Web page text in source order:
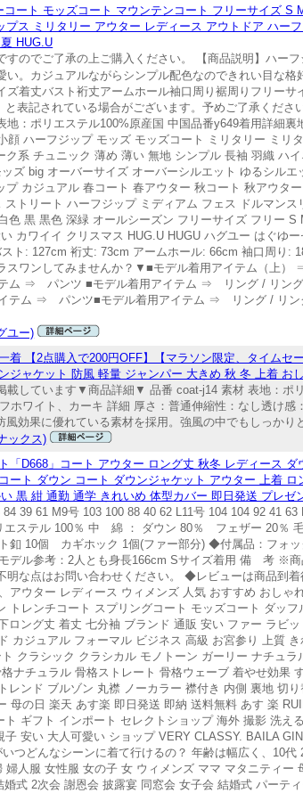
ート モッズコート マウンテンコート フリーサイズ S
ス ミリタリー アウター レディース アウトドア ハー
HUG.U
のでご了承の上ご購入ください。 【商品説明】ハー
。カジュアルながらシンプル配色なのできれい目な
着丈バスト裄丈アームホール袖口周り裾周りフリー
表記されている場合がございます。予めご了承くださ
：ポリエステル100%原産国 中国品番y649着用詳細
ハーフジップ モッズ モッズコート ミリタリー ミリ
系 チュニック 薄め 薄い 無地 シンプル 長袖 羽織 ハ
ズ big オーバーサイズ オーバーシルエット ゆるシル
カジュアル 春コート 春アウター 秋コート 秋アウタ
トリート ハーフジップ ミディアム フェス ドルマン
黒 黒色 深緑 オールシーズン フリーサイズ フリー
カワイイ クリスマス HUG.U HUGU ハグユー はぐゆ
ト: 127cm 裄丈: 73cm アームホール: 66cm 袖口周り:
スワンしてみませんか？▼■モデル着用アイテム（
ム ⇒ パンツ ■モデル着用アイテム ⇒ リング / リン
テム ⇒ パンツ■モデル着用アイテム ⇒ リング / リン
ユー)
【2点購入で200円OFF】【マラソン限定、タイムセ
ジャケット 防風 軽量 ジャンパー 大きめ 秋 冬 上着 お
載しています▼商品詳細▼ 品番 coat-j14 素材 表地：ポ
ホワイト、カーキ 詳細 厚さ：普通伸縮性：なし透け
果に優れている素材を採用。強風の中でもしっかり
ックス)
「D668」コート アウター ロング丈 秋冬 レディース
ート ダウン コート ダウンジャケット アウター 上着
黒 紺 通勤 通学 きれいめ 体型カバー 即日発送 プレゼ
39 61 M9号 103 100 88 40 62 L11号 104 104 92 41 63
ステル 100％ 中 綿 ： ダウン 80％ フェザー 20％
10個 カギホック 1個(ファー部分) ◆付属品：フォ
ル参考：2人とも身長166cm Sサイズ着用 備 考 ※商
明な点はお問い合わせください。 ◆レビューは商品到
アウター レディース ウィメンズ 人気 おすすめ おしゃ
トレンチコート スプリングコート モッズコート ダッ
ング丈 着丈 七分袖 ブランド 通販 安い ファー ラビ
カジュアル フォーマル ビジネス 高級 お宮参り 上質
クラシック クラシカル モノトーン ガーリー ナチュ
ナチュラル 骨格ストレート 骨格ウェーブ 着やせ効果
レンド ブルゾン 丸襟 ノーカラー 襟付き 内側 裏地 切
母の日 楽天 あす楽 即日発送 即納 送料無料 あす 楽
ギフト インポート セレクトショップ 海外 撮影 洗え
安い 大人可愛い ショップ VERY CLASSY. BAILA
つどんなシーンに着て行けるの？ 年齢は幅広く、10
人服 女性服 女の子 女 ウィメンズ ママ マタニティー
式 2次会 謝恩会 披露宴 同窓会 女子会 結婚式 パーテ